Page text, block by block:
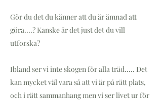
Gör du det du känner att du är ämnad att
göra....? Kanske är det just det du vill
utforska?
Ibland ser vi inte skogen för alla träd..... Det
kan mycket väl vara så att vi är på rätt plats,
och i rätt sammanhang men vi ser livet ur för